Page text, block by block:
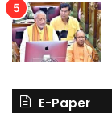
E-Paper